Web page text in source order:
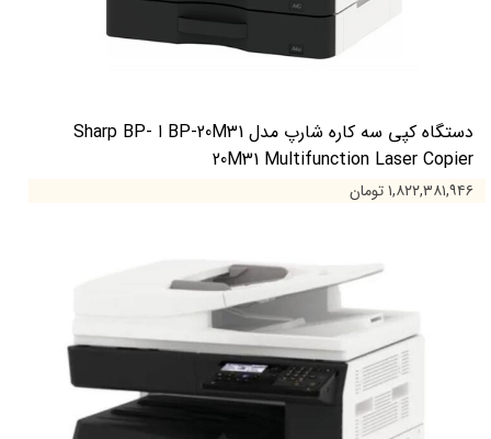
دستگاه کپی سه کاره شارپ مدل BP-20M31 ا Sharp BP-
20M31 Multifunction Laser Copier
۱,۸۲۲,۳۸۱,۹۴۶ تومان